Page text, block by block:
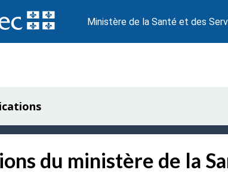
Ministère de la Santé et des
du ministère de la